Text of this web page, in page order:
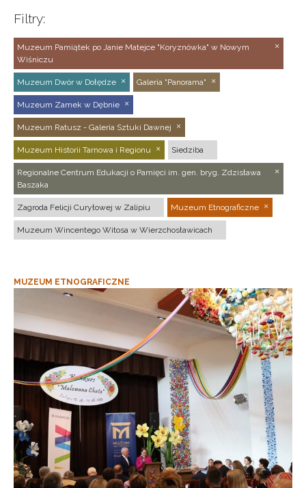
Filtry:
Muzeum Pamiątek po Janie Matejce "Koryznówka" w Nowym
Wiśniczu
Muzeum Dwór w Dołędze Galeria "Panorama"
Muzeum Zamek w Dębnie
Muzeum Ratusz - Galeria Sztuki Dawnej
Muzeum Historii Tarnowa i Regionu Siedziba
Regionalne Centrum Edukacji o Pamięci im. gen. bryg. Zdzisława
Baszaka
Zagroda Felicji Curyłowej w Zalipiu Muzeum Etnograficzne
Muzeum Wincentego Witosa w Wierzchosławicach
MUZEUM ETNOGRAFICZNE